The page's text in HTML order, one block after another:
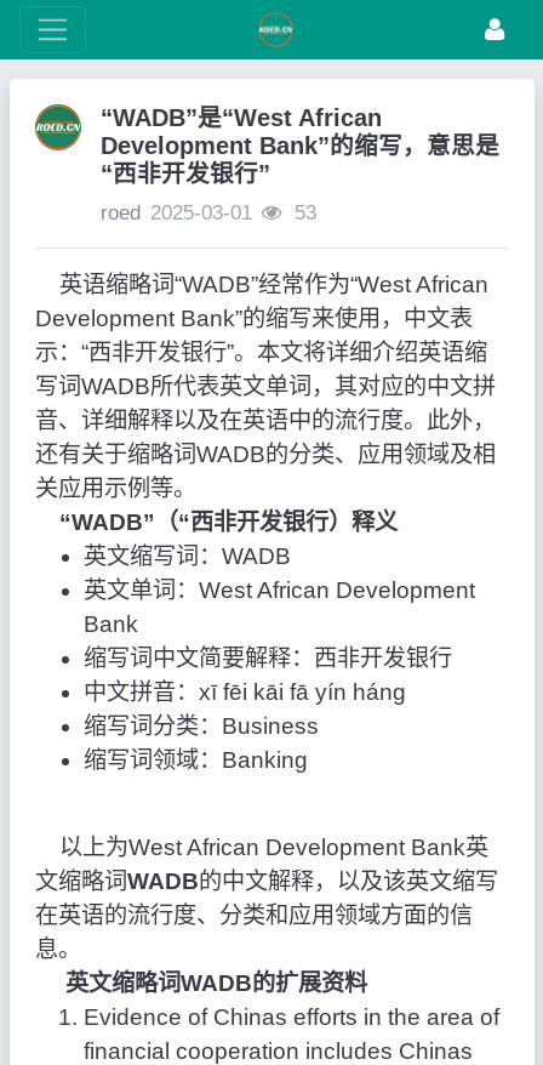
“WADB”是“West African
Development Bank”的缩写，意思是
“西非开发银行”
roed 2025-03-01 53
英语缩略词“WADB”经常作为“West African
Development Bank”的缩写来使用，中文表
示：“西非开发银行”。本文将详细介绍英语缩
写词WADB所代表英文单词，其对应的中文拼
音、详细解释以及在英语中的流行度。此外，
还有关于缩略词WADB的分类、应用领域及相
关应用示例等。
“WADB”（“西非开发银行）释义
英文缩写词：WADB
英文单词：West African Development
Bank
缩写词中文简要解释：西非开发银行
中文拼音：xī fēi kāi fā yín háng
缩写词分类：Business
缩写词领域：Banking
以上为West African Development Bank英
文缩略词WADB的中文解释，以及该英文缩写
在英语的流行度、分类和应用领域方面的信
息。
英文缩略词WADB的扩展资料
Evidence of Chinas efforts in the area of
financial cooperation includes Chinas